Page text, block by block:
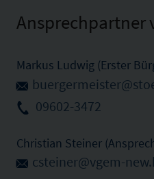
Ansprechpartner
Markus Ludwig (Erster
09602-3472
Christian Steiner
csteiner@vgem-